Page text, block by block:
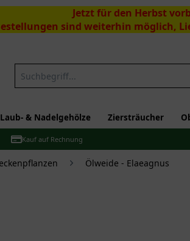
Jetzt für den Herbst
sind weiterhin möglich,
Laub- & Nadelgehölze Ziersträucher
Kauf auf Rechnung
Ölweide - Elaeagnus